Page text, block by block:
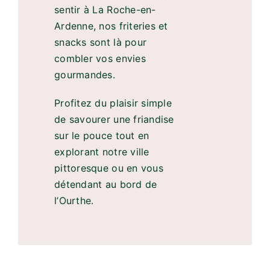
sentir à La Roche-en-
Ardenne, nos friteries et
snacks sont là pour
combler vos envies
gourmandes.
Profitez du plaisir simple
de savourer une friandise
sur le pouce tout en
explorant notre ville
pittoresque ou en vous
détendant au bord de
l’Ourthe.